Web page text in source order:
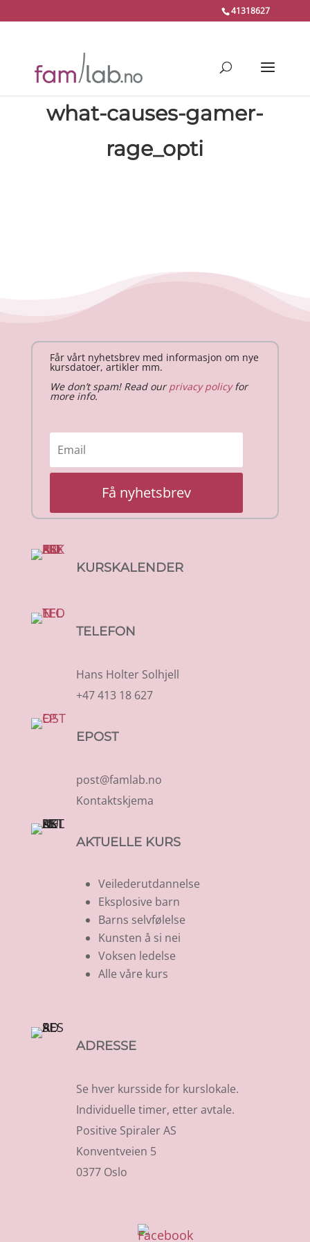
41318627
what-causes-gamer-
rage_opti
Får vårt nyhetsbrev med informasjon om nye
kursdatoer, artikler mm.
We don’t spam! Read ourprivacy policyfor
more info.
Få nyhetsbrev
KURSKALENDER
TELEFON
Hans Holter Solhjell
+47 413 18 627
EPOST
post@famlab.no
Kontaktskjema
AKTUELLE KURS
Veilederutdannelse
Eksplosive barn
Barns selvfølelse
Kunsten å si nei
Voksen ledelse
Alle våre kurs
ADRESSE
Se hver kursside for kurslokale.
Individuelle timer, etter avtale.
Positive Spiraler AS
Konventveien 5
0377 Oslo